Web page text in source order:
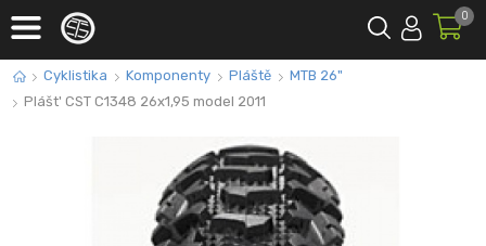
0
Cyklistika Komponenty Pláště
MTB 26"
Plášt' CST C1348 26x1,95 model 2011